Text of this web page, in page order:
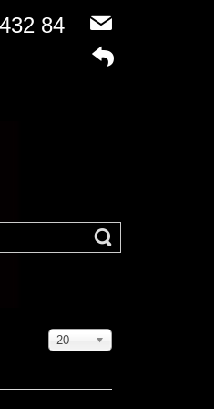
84
Anzeige
20